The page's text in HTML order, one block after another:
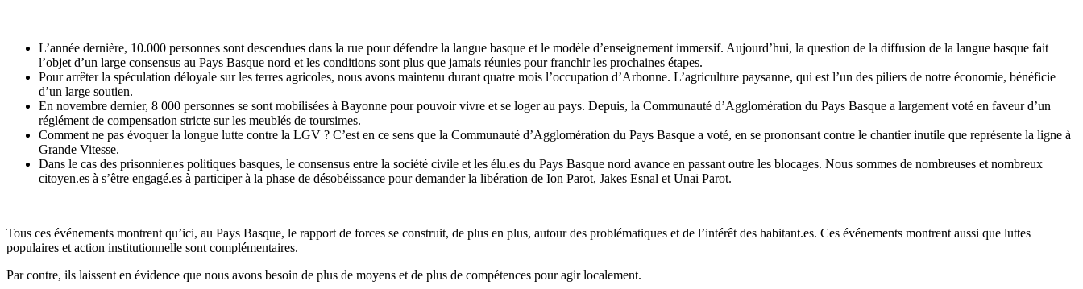
L’année dernière, 10.000 personnes sont descendues dans la rue pour défendre la langue basque et le modèle d’enseignement immersif. Aujourd’hui, la question de la diffusion de la langue basque fait
l’objet d’un large consensus au Pays Basque nord et les conditions sont plus que jamais réunies pour franchir les prochaines étapes.
Pour arrêter la spéculation déloyale sur les terres agricoles, nous avons maintenu durant quatre mois l’occupation d’Arbonne. L’agriculture paysanne, qui est l’un des piliers de notre économie, bénéficie
d’un large soutien.
En novembre dernier, 8 000 personnes se sont mobilisées à Bayonne pour pouvoir vivre et se loger au pays. Depuis, la Communauté d’Agglomération du Pays Basque a largement voté en faveur d’un
réglément de compensation stricte sur les meublés de toursimes.
Comment ne pas évoquer la longue lutte contre la LGV ? C’est en ce sens que la Communauté d’Agglomération du Pays Basque a voté, en se prononsant contre le chantier inutile que représente la ligne à
Grande Vitesse.
Dans le cas des prisonnier.es politiques basques, le consensus entre la société civile et les élu.es du Pays Basque nord avance en passant outre les blocages. Nous sommes de nombreuses et nombreux
citoyen.es à s’être engagé.es à participer à la phase de désobéissance pour demander la libération de Ion Parot, Jakes Esnal et Unai Parot.
Tous ces événements montrent qu’ici, au Pays Basque, le rapport de forces se construit, de plus en plus, autour des problématiques et de l’intérêt des habitant.es. Ces événements montrent aussi que luttes
populaires et action institutionnelle sont complémentaires.
Par contre, ils laissent en évidence que nous avons besoin de plus de moyens et de plus de compétences pour agir localement.